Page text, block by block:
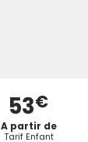
53€
A partir de
Tarif Enfant